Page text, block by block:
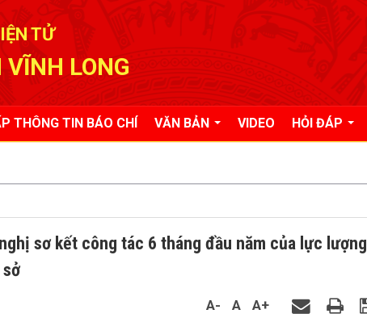
TỬ
LONG
THÔNG TIN BÁO CHÍ VĂN BẢN VIDEO HỎI ĐÁP
sơ kết công tác 6 tháng đầu năm của lực lượng
A- A A+